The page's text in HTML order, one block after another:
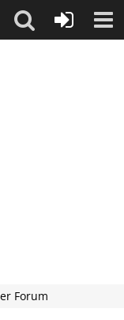
Forum